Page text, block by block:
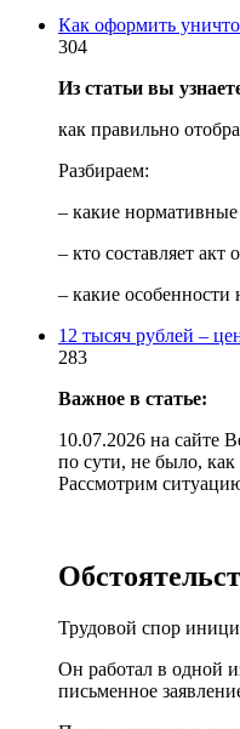
Как оформить
304
Из статьи вы
как правильно
Разбираем:
– какие
– кто составляет
– какие
12 тысяч рублей –
283
Важное в статье:
10.07.2026 на сайте
по сути, не было, как
Рассмотрим
Трудовой спор
Он работал в одной
письменное